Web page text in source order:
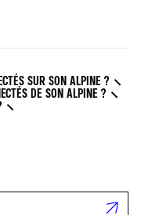
SUR SON ALPINE ?
DE SON ALPINE ?